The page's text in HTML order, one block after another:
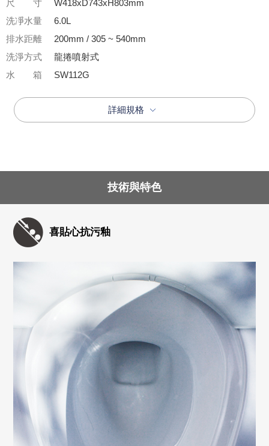
尺 寸
W418xD743xH803mm
洗凈水量
6.0L
排水距離
200mm / 305 ~ 540mm
洗淨方式
龍捲噴射式
水 箱
SW112G
詳細規格
技術與特色
喜貼心抗污釉